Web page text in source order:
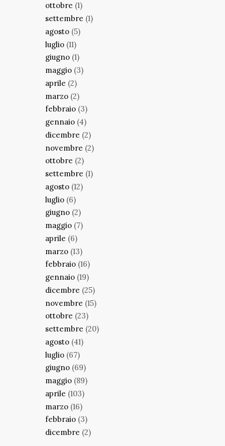
ottobre (1)
settembre (1)
agosto (5)
luglio (11)
giugno (1)
maggio (3)
aprile (2)
marzo (2)
febbraio (3)
gennaio (4)
dicembre (2)
novembre (2)
ottobre (2)
settembre (1)
agosto (12)
luglio (6)
giugno (2)
maggio (7)
aprile (6)
marzo (13)
febbraio (16)
gennaio (19)
dicembre (25)
novembre (15)
ottobre (23)
settembre (20)
agosto (41)
luglio (67)
giugno (69)
maggio (89)
aprile (103)
marzo (16)
febbraio (3)
dicembre (2)